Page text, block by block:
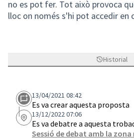
no es pot fer. Tot això provoca
lloc on només s'hi pot accedir en
Historial
13/04/2021 08:42
Es va crear aquesta proposta
13/12/2022 07:06
Es va debatre a aquesta
Sessió de debat amb la zona